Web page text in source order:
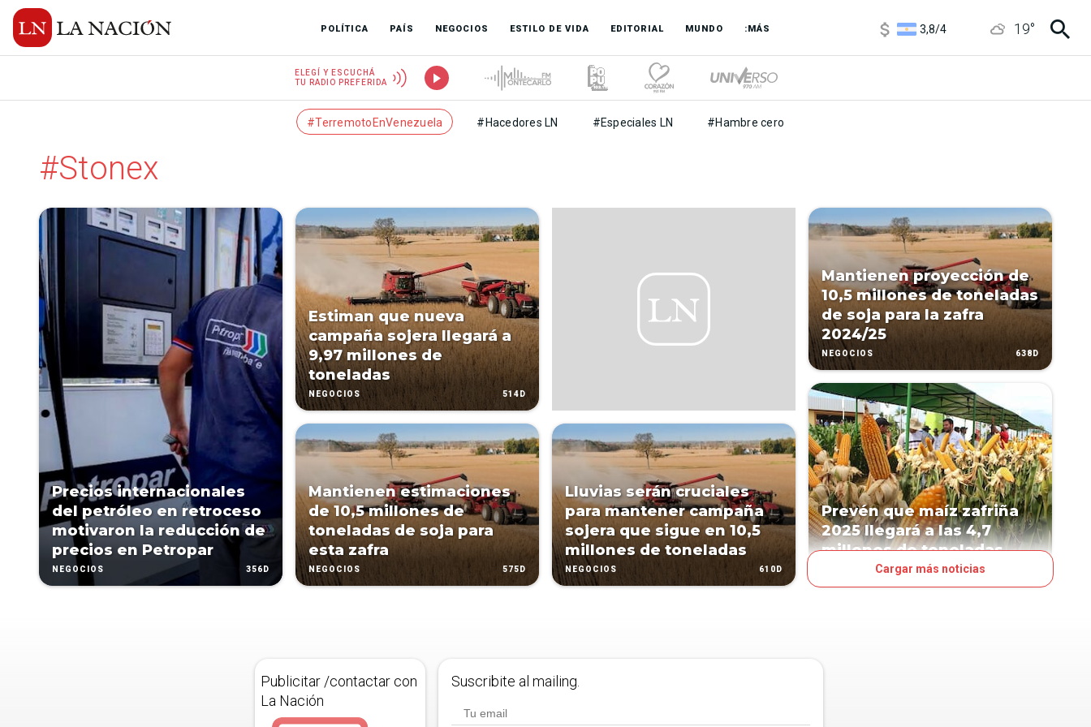
POLÍTICA PAÍS NEGOCIOS ESTILO DE VIDA EDITORIAL MUNDO :MÁS
3,8/4
19°
ELEGÍ Y ESCUCHÁ
TU RADIO PREFERIDA
#TerremotoEnVenezuela #Hacedores LN #Especiales LN #Hambre cero
#Stonex
Precios internacionales
del petróleo en retroceso
motivaron la reducción de
precios en Petropar
NEGOCIOS 356D
Estiman que nueva
campaña sojera llegará a
9,97 millones de
toneladas
NEGOCIOS 514D
Mantienen estimaciones
de 10,5 millones de
toneladas de soja para
esta zafra
NEGOCIOS 575D
Lluvias serán cruciales
para mantener campaña
sojera que sigue en 10,5
millones de toneladas
NEGOCIOS 610D
Mantienen proyección de
10,5 millones de toneladas
de soja para la zafra
2024/25
NEGOCIOS 638D
Prevén que maíz zafriña
2025 llegará a las 4,7
millones de toneladas
Cargar más noticias
Publicitar /contactar con
La Nación
Suscribite al mailing.